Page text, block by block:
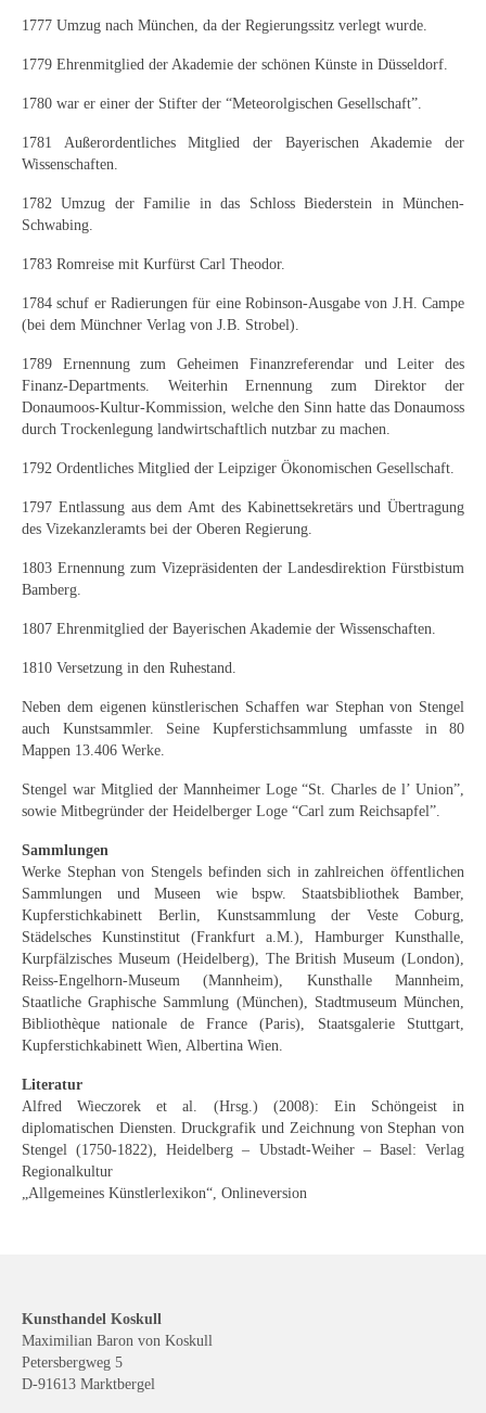
Unbekannt
Autographen / Dokumente
Herkunft & Wirkungsstätte
Hamburger Künstler
Münchner Künstler
Pfälzer Künstler
Weitere
Motive
Abstraktion
Industrie & Arbeit
Mediterrane Landschaft
Süddeutsche Landschaft
Selbstbildnisse
Stillleben
Neues
Tägliche Dosis Kunst
Themenflyer
Themenflyer: Buch und Schrift in der Kunst
Themenflyer: Sehnsucht Süden
Themenflyer: Michel Wagner
Weitere Themenflyer
1777 Umzug nach München, da der Regierungssitz verlegt wurde.
1779 Ehrenmitglied der Akademie der schönen Künste in Düsseldorf.
1780 war er einer der Stifter der “Meteorolgischen Gesellschaft”.
1781 Außerordentliches Mitglied der Bayerischen Akademie der
Wissenschaften.
1782 Umzug der Familie in das Schloss Biederstein in München-
Schwabing.
1783 Romreise mit Kurfürst Carl Theodor.
1784 schuf er Radierungen für eine Robinson-Ausgabe von J.H. Campe
(bei dem Münchner Verlag von J.B. Strobel).
1789 Ernennung zum Geheimen Finanzreferendar und Leiter des
Finanz-Departments. Weiterhin Ernennung zum Direktor der
Donaumoos-Kultur-Kommission, welche den Sinn hatte das Donaumoss
durch Trockenlegung landwirtschaftlich nutzbar zu machen.
1792 Ordentliches Mitglied der Leipziger Ökonomischen Gesellschaft.
1797 Entlassung aus dem Amt des Kabinettsekretärs und Übertragung
des Vizekanzleramts bei der Oberen Regierung.
1803 Ernennung zum Vizepräsidenten der Landesdirektion Fürstbistum
Bamberg.
1807 Ehrenmitglied der Bayerischen Akademie der Wissenschaften.
1810 Versetzung in den Ruhestand.
Neben dem eigenen künstlerischen Schaffen war Stephan von Stengel
auch Kunstsammler. Seine Kupferstichsammlung umfasste in 80
Mappen 13.406 Werke.
Stengel war Mitglied der Mannheimer Loge “St. Charles de l’ Union”,
sowie Mitbegründer der Heidelberger Loge “Carl zum Reichsapfel”.
Sammlungen
Werke Stephan von Stengels befinden sich in zahlreichen öffentlichen
Sammlungen und Museen wie bspw. Staatsbibliothek Bamber,
Kupferstichkabinett Berlin, Kunstsammlung der Veste Coburg,
Städelsches Kunstinstitut (Frankfurt a.M.), Hamburger Kunsthalle,
Kurpfälzisches Museum (Heidelberg), The British Museum (London),
Reiss-Engelhorn-Museum (Mannheim), Kunsthalle Mannheim,
Staatliche Graphische Sammlung (München), Stadtmuseum München,
Bibliothèque nationale de France (Paris), Staatsgalerie Stuttgart,
Kupferstichkabinett Wien, Albertina Wien.
Literatur
Alfred Wieczorek et al. (Hrsg.) (2008): Ein Schöngeist in
diplomatischen Diensten. Druckgrafik und Zeichnung von Stephan von
Stengel (1750-1822), Heidelberg – Ubstadt-Weiher – Basel: Verlag
Regionalkultur
„Allgemeines Künstlerlexikon“, Onlineversion
Kunsthandel Koskull
Maximilian Baron von Koskull
Petersbergweg 5
D-91613 Marktbergel